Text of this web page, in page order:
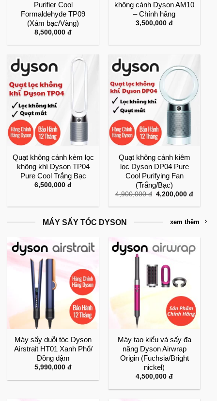
Purifier Cool
Formaldehyde TP09
(Xám bạc/Vàng)
8,500,000 đ
không cánh Dyson AM10
– Chính hãng
3,500,000 đ
Quạt không cánh kèm lọc
không khí Dyson TP04
Pure Cool Trắng Bạc
6,500,000 đ
Quạt không cánh kiêm
lọc Dyson DP04 Pure
Cool Purifying Fan
(Trắng/Bạc)
4,900,000đ Giá
là:
4,200,000đGiá
tại
MÁY SẤY TÓC DYSON xem thêm
Máy sấy duỗi tóc Dyson
Airstrait HT01 Xanh Phổ/
Đồng đậm
5,990,000 đ
Máy tạo kiểu và sấy đa
năng Dyson Airwrap
Origin (Fuchsia/Bright
nickel)
4,500,000 đ